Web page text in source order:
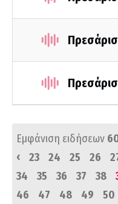
Εμφάνιση ειδήσεων
‹
23 24 25 26
34
35 36 37 38
46
47 48 49 50